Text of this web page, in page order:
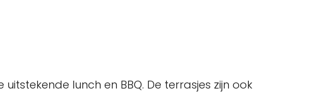
lunch en BBQ. De terrasjes zijn ook